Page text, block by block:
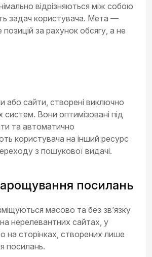
відрізняються між собою
задач користувача. Мета —
позицій за рахунок обсягу, а не
або сайти, створені виключно
Вони оптимізовані під
та автоматично
користувача на інший ресурс
з пошукової видачі.
посилань
масово та без зв’язку
нерелевантних сайтах, у
на сторінках, створених лише
посилань.